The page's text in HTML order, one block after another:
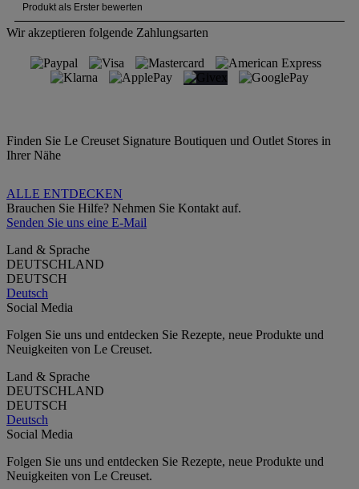
Wir akzeptieren folgende Zahlungsarten
Finden Sie Le Creuset Signature Boutiquen und Outlet Stores in
Ihrer Nähe
ALLE ENTDECKEN
Brauchen Sie Hilfe? Nehmen Sie Kontakt auf.
Senden Sie uns eine E-Mail
Land & Sprache
DEUTSCHLAND
DEUTSCH
Deutsch
Social Media
Folgen Sie uns und entdecken Sie Rezepte, neue Produkte und
Neuigkeiten von Le Creuset.
Land & Sprache
DEUTSCHLAND
DEUTSCH
Deutsch
Social Media
Folgen Sie uns und entdecken Sie Rezepte, neue Produkte und
Neuigkeiten von Le Creuset.